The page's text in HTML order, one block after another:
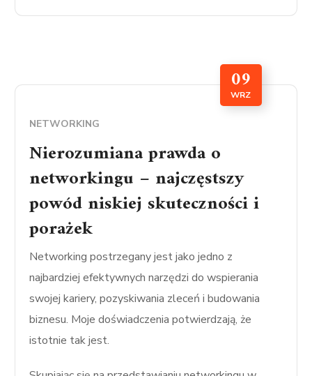
09
WRZ
NETWORKING
Nierozumiana prawda o
networkingu – najczęstszy
powód niskiej skuteczności i
porażek
Networking postrzegany jest jako jedno z
najbardziej efektywnych narzędzi do wspierania
swojej kariery, pozyskiwania zleceń i budowania
biznesu. Moje doświadczenia potwierdzają, że
istotnie tak jest.